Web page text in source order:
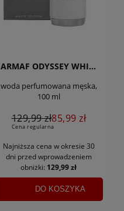
ARMAF ODYSSEY WHITE EDITION
woda perfumowana męska,
100 ml
129,99 zł
Cena regularna
85,99 zł
Najniższa cena w okresie 30
dni przed wprowadzeniem
obniżki: 129,99 zł
DO KOSZYKA